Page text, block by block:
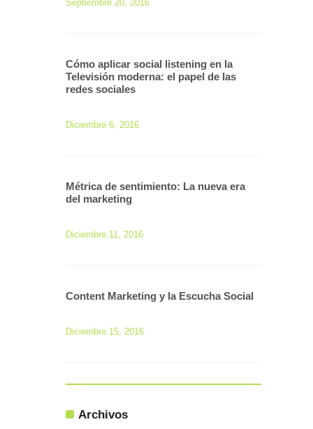
Septiembre 20, 2016
Cómo aplicar social listening en la
Televisión moderna: el papel de las
redes sociales
Diciembre 6, 2016
Métrica de sentimiento: La nueva era
del marketing
Diciembre 11, 2016
Content Marketing y la Escucha Social
Diciembre 15, 2016
Archivos